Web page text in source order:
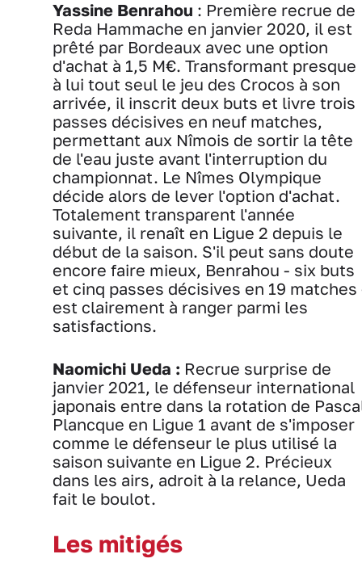
Yassine Benrahou : Première recrue de
Reda Hammache en janvier 2020, il est
prêté par Bordeaux avec une option
d'achat à 1,5 M€. Transformant presque
à lui tout seul le jeu des Crocos à son
arrivée, il inscrit deux buts et livre trois
passes décisives en neuf matches,
permettant aux Nîmois de sortir la tête
de l'eau juste avant l'interruption du
championnat. Le Nîmes Olympique
décide alors de lever l'option d'achat.
Totalement transparent l'année
suivante, il renaît en Ligue 2 depuis le
début de la saison. S'il peut sans doute
encore faire mieux, Benrahou - six buts
et cinq passes décisives en 19 matches
est clairement à ranger parmi les
satisfactions.
Naomichi Ueda : Recrue surprise de
janvier 2021, le défenseur international
japonais entre dans la rotation de
Plancque en Ligue 1 avant de s'imposer
comme le défenseur le plus utilisé la
saison suivante en Ligue 2. Précieux
dans les airs, adroit à la relance, Ueda
fait le boulot.
Les mitigés